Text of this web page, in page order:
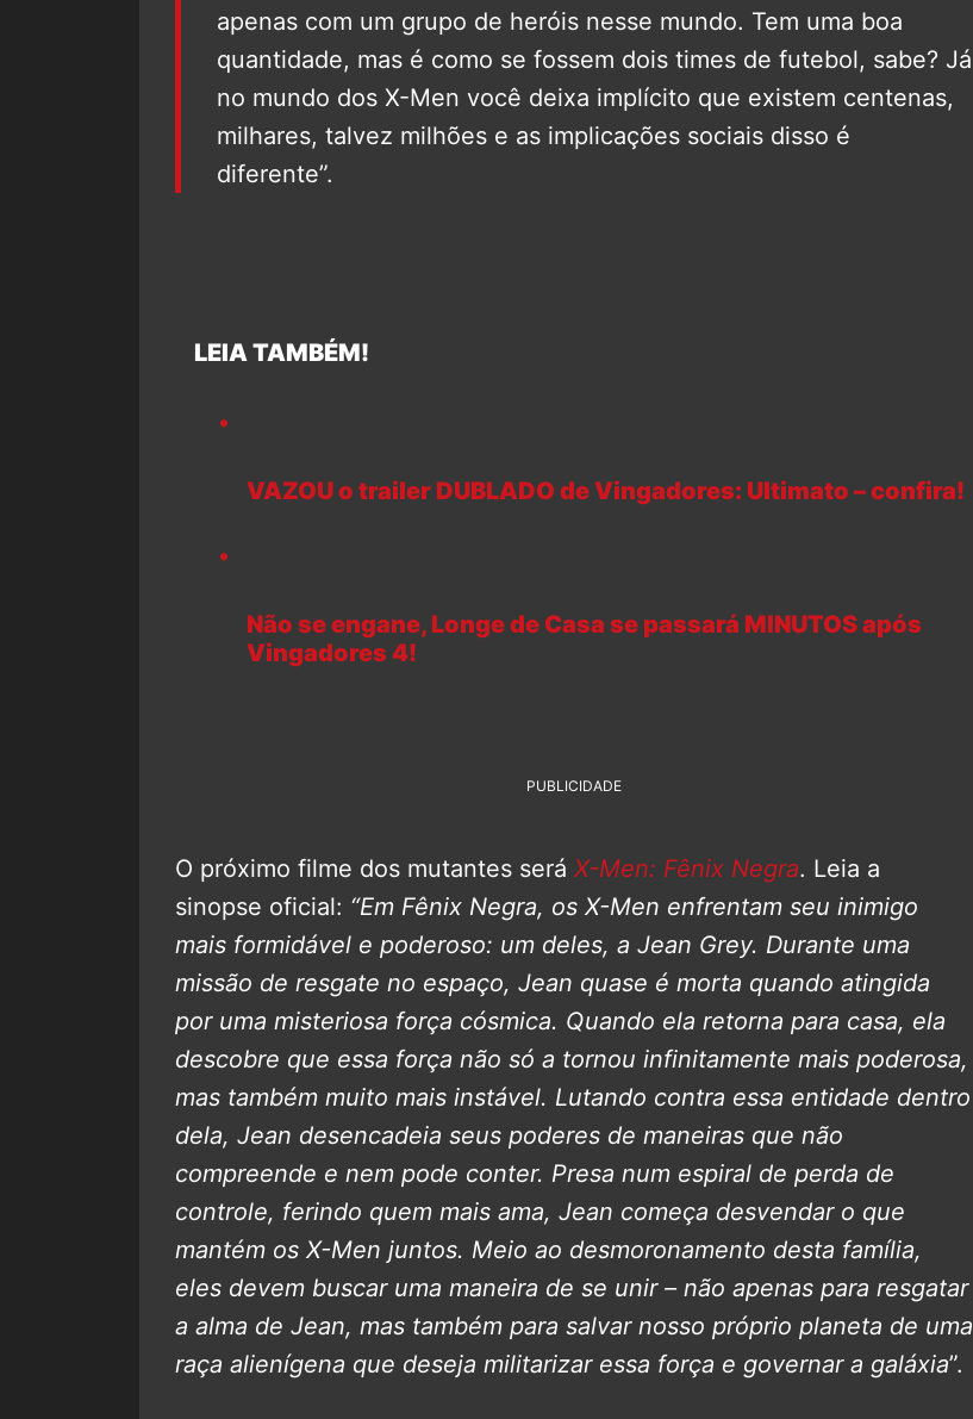
apenas com um grupo de heróis nesse mundo. Tem uma boa
quantidade, mas é como se fossem dois times de futebol, sabe? Já
no mundo dos X-Men você deixa implícito que existem centenas,
milhares, talvez milhões e as implicações sociais disso é
diferente”.
LEIA TAMBÉM!
VAZOU o trailer DUBLADO de Vingadores: Ultimato – confira!
Não se engane, Longe de Casa se passará MINUTOS após
Vingadores 4!
PUBLICIDADE
O próximo filme dos mutantes será X-Men: Fênix Negra. Leia a
sinopse oficial: “Em Fênix Negra, os X-Men enfrentam seu inimigo
mais formidável e poderoso: um deles, a Jean Grey. Durante uma
missão de resgate no espaço, Jean quase é morta quando atingida
por uma misteriosa força cósmica. Quando ela retorna para casa, ela
descobre que essa força não só a tornou infinitamente mais poderosa,
mas também muito mais instável. Lutando contra essa entidade dentro
dela, Jean desencadeia seus poderes de maneiras que não
compreende e nem pode conter. Presa num espiral de perda de
controle, ferindo quem mais ama, Jean começa desvendar o que
mantém os X-Men juntos. Meio ao desmoronamento desta família,
eles devem buscar uma maneira de se unir – não apenas para resgatar
a alma de Jean, mas também para salvar nosso próprio planeta de uma
raça alienígena que deseja militarizar essa força e governar a galáxia”.